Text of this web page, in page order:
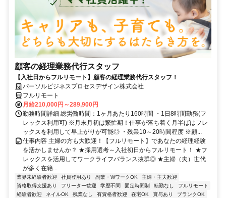
顧客の経理業務代行スタッフ
【入社日からフルリモート】顧客の経理業務代行スタッフ！
パーソルビジネスプロセスデザイン株式会社
フルリモート
月給210,000円～289,900円
勤務時間詳細 総労働時間：1ヶ月あたり160時間 ・1日8時間勤務(フ
レックス利用可) ※月末月初は繁忙期！仕事が落ち着く月半ばはフレ
ックスを利用して早上がりが可能◎ ・残業10～20時間程度 ※顧...
仕事内容 主婦の方も大歓迎！【フルリモート】であなたの経理経験
を活かしませんか？ ★採用選考～入社初日からフルリモート！ ★フ
レックスを活用してワークライフバランス抜群◎ ★主婦（夫）世代
が多く在籍...
業界未経験者歓迎 社員登用あり 副業・WワークOK
主婦・主夫歓迎
資格取得支援あり
フリーター歓迎 学歴不問 固定時間制 転勤なし
フルリモート
経験者歓迎
ネイルOK 残業なし 有資格者歓迎 在宅OK 賞与あり
ブランクOK